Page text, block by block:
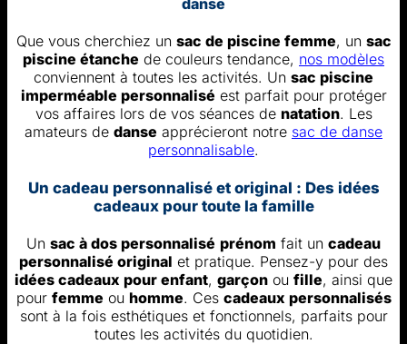
danse
Que vous cherchiez un sac de piscine femme, un sac
piscine étanche de couleurs tendance, nos modèles
conviennent à toutes les activités. Un sac piscine
imperméable personnalisé est parfait pour protéger
vos affaires lors de vos séances de natation. Les
amateurs de danse apprécieront notre sac de danse
personnalisable.
Un cadeau personnalisé et original : Des idées
cadeaux pour toute la famille
Un sac à dos personnalisé prénom fait un cadeau
personnalisé original et pratique. Pensez-y pour des
idées cadeaux pour enfant, garçon ou fille, ainsi que
pour femme ou homme. Ces cadeaux personnalisés
sont à la fois esthétiques et fonctionnels, parfaits pour
toutes les activités du quotidien.